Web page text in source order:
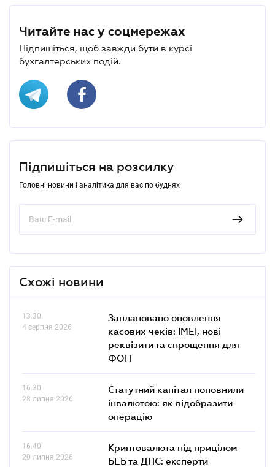
Читайте нас у соцмережах
Підпишіться, щоб завжди бути в курсі
бухгалтерських подій.
Підпишіться на розсилку
Головні новини і аналітика для вас по буднях
Схожі новини
13.30
4 серпня 2026
Заплановано оновлення
касових чеків: IMEI, нові
реквізити та спрощення для
ФОП
16.30
28 липня 2026
Статутний капітал поповнили
інвалютою: як відобразити
операцію
16.40
20 липня 2026
Криптовалюта під прицілом
БЕБ та ДПС: експерти